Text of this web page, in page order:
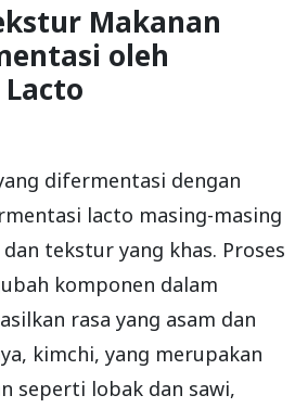
Makanan
oleh
difermentasi dengan
lacto masing-masing
tekstur yang khas. Proses
komponen dalam
rasa yang asam dan
kimchi, yang merupakan
seperti lobak dan sawi,